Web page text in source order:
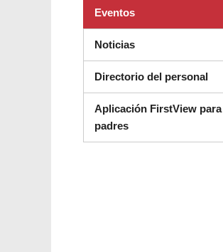
Eventos
Noticias
Directorio del personal
Aplicación FirstView para
padres